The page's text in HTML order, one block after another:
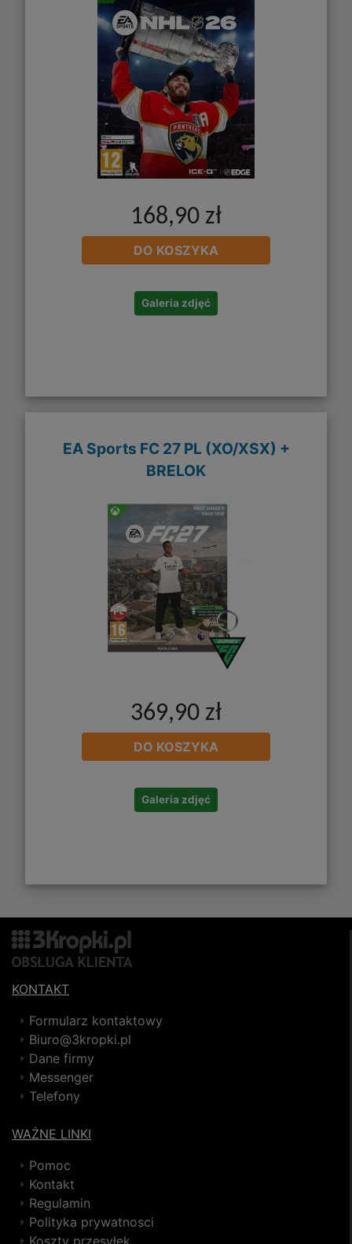
168,90 zł
DO KOSZYKA
Galeria zdjęć
EA Sports FC 27 PL (XO/XSX) +
BRELOK
369,90 zł
DO KOSZYKA
Galeria zdjęć
KONTAKT
Formularz kontaktowy
Biuro@3kropki.pl
Dane firmy
Messenger
Telefony
WAŻNE LINKI
Pomoc
Kontakt
Regulamin
Polityka prywatnosci
Koszty przesyłek